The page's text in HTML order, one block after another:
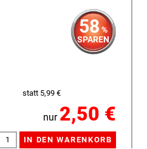
58 %
SPAREN
statt 5,99 €
nur 2,50 €